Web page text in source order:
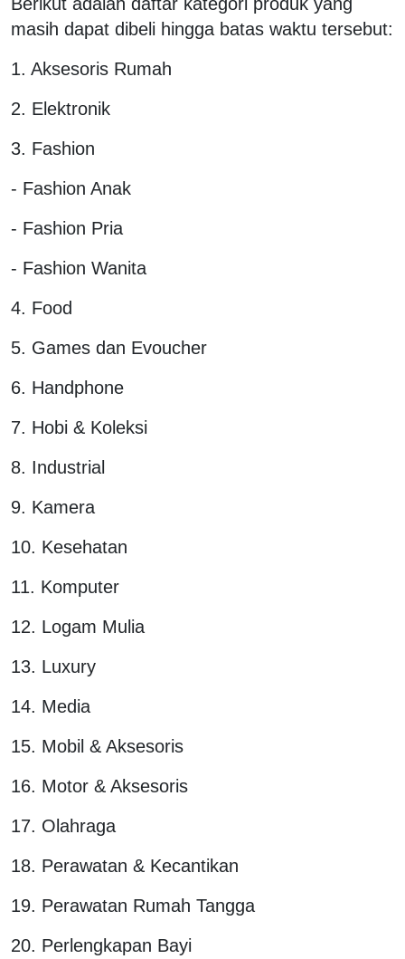
masih dapat dibeli hingga batas waktu tersebut:
1. Aksesoris Rumah
2. Elektronik
3. Fashion
- Fashion Anak
- Fashion Pria
- Fashion Wanita
4. Food
5. Games dan Evoucher
6. Handphone
7. Hobi & Koleksi
8. Industrial
9. Kamera
10. Kesehatan
11. Komputer
12. Logam Mulia
13. Luxury
14. Media
15. Mobil & Aksesoris
16. Motor & Aksesoris
17. Olahraga
18. Perawatan & Kecantikan
19. Perawatan Rumah Tangga
20. Perlengkapan Bayi